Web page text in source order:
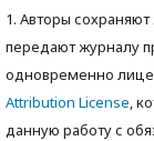
1. Авторы
передают журналу
одновременно
Attribution License,
данную работу с